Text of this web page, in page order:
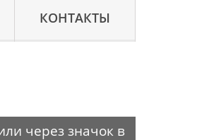
КОНТАКТЫ
через значок в